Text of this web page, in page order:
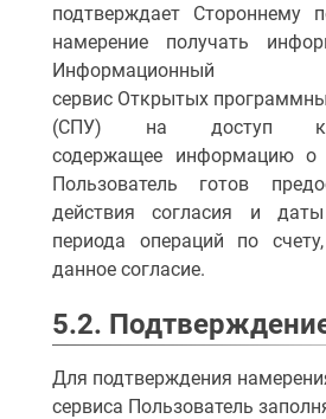
подтверждает Стороннему
намерение получать
Информационный
сервис Открытых
(СПУ) на доступ
содержащее информацию
Пользователь готов
действия согласия и
периода операций по
данное согласие.
5.2.
Для подтверждения
сервиса Пользователь